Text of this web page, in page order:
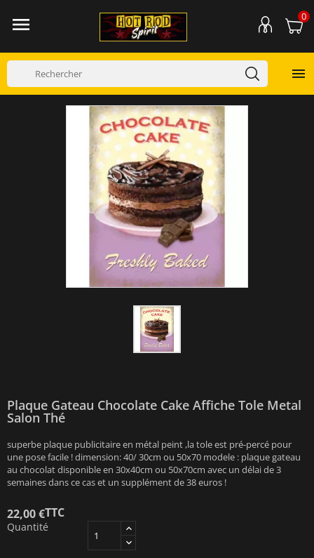
 0

Plaque Gateau Chocolate Cake Affiche Tole Metal
Salon Thé
superbe plaque publicitaire en métal peint ,la tole est pré-percé pour
une pose facile ! dimension: 40/ 30cm ou 50x70 modele : plaque gateau
au chocolat disponible en 30x40cm ou 50x70cm avec un délai de 3
semaines dans ce cas et un supplément de 38 euros !
22,00 €TTC
Quantité